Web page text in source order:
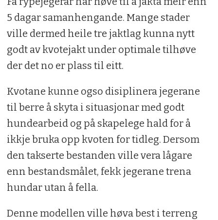
5 dagar samanhengande. Mange stader
ville dermed heile tre jaktlag kunna nytt
godt av kvotejakt under optimale tilhøve
der det no er plass til eitt.
Kvotane kunne ogso disiplinera jegerane
til berre å skyta i situasjonar med godt
hundearbeid og på skapelege hald for å
ikkje bruka opp kvoten for tidleg. Dersom
den takserte bestanden ville vera lågare
enn bestandsmålet, fekk jegerane trena
hundar utan å fella.
Denne modellen ville høva best i terreng